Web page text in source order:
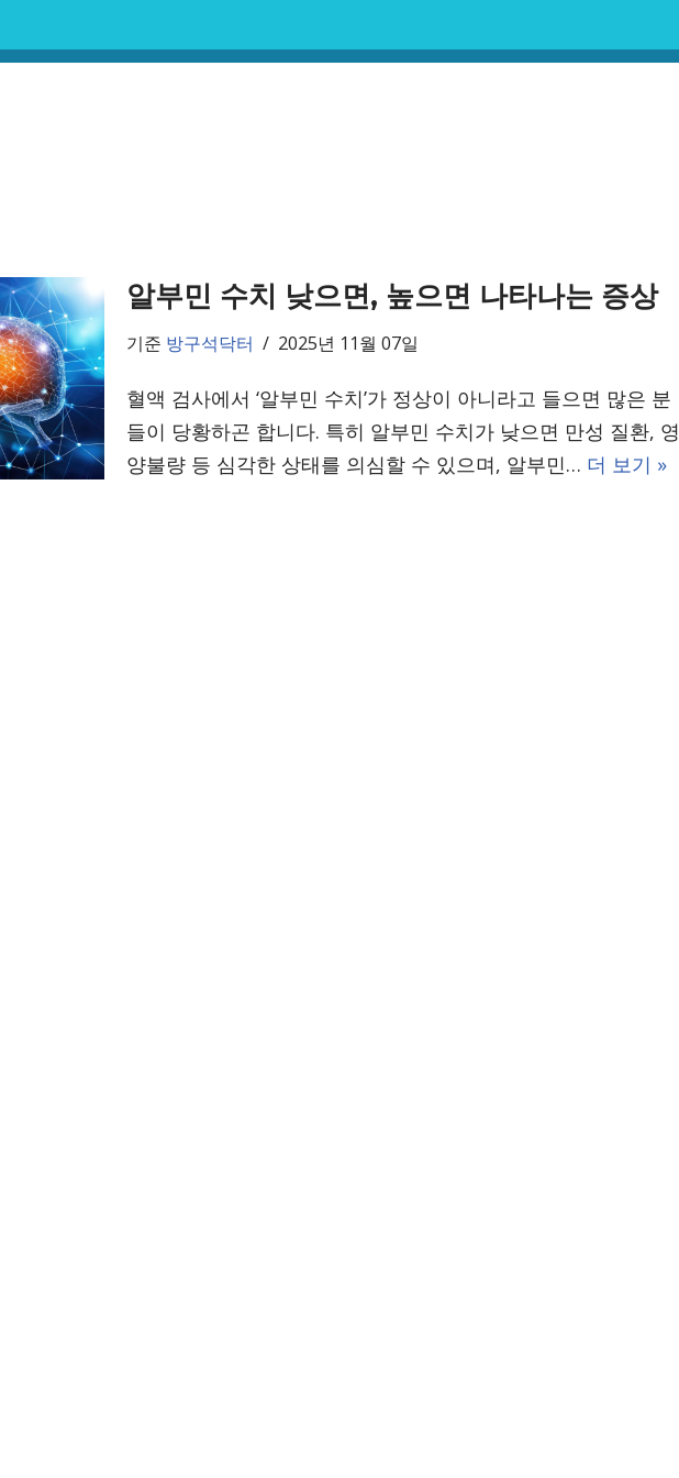
알부민 수치 낮으면, 높으면 나타나는 증상
기준 방구석닥터 2025년 11월 07일
혈액 검사에서 ‘알부민 수치’가 정상이 아니라고 들으면 많은 분
들이 당황하곤 합니다. 특히 알부민 수치가 낮으면 만성 질환, 영
양불량 등 심각한 상태를 의심할 수 있으며, 알부민… 더 보기 »